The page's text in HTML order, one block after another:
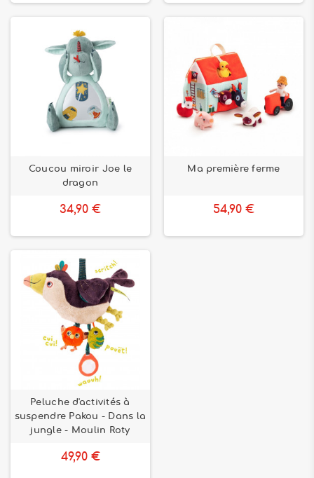
Coucou miroir Joe le
dragon
34,90 €
Ma première ferme
54,90 €
Peluche d'activités à
suspendre Pakou - Dans la
jungle - Moulin Roty
49,90 €